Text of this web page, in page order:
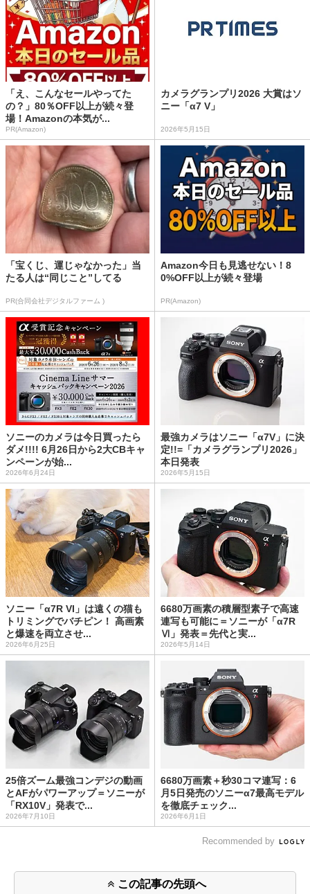
「え、こんなセールやってた
の？」80％OFF以上が続々登
場！Amazonの本気が...
PR(Amazon)
カメラグランプリ2026 大賞はソ
ニー「α7 V」
2026年5月15日
「宝くじ、運じゃなかった」当
たる人は“同じこと”してる
PR(合同会社デジタルファーム )
Amazon今日も見逃せない！8
0%OFF以上が続々登場
PR(Amazon)
ソニーのカメラは今日買ったら
ダメ!!!! 6月26日から2大CBキャ
ンペーンが始...
2026年6月24日
最強カメラはソニー「α7V」に決
定!!=「カメラグランプリ2026」
本日発表
2026年5月15日
ソニー「α7R VI」は遠くの猫も
トリミングでバチピン！ 高画素
と爆速を両立させ...
2026年6月25日
6680万画素の積層型素子で高速
連写も可能に＝ソニーが「α7R
Ⅵ」発表＝先代と実...
2026年5月14日
25倍ズーム最強コンデジの動画
とAFがパワーアップ＝ソニーが
「RX10V」発表で...
2026年7月10日
6680万画素＋秒30コマ連写：6
月5日発売のソニーα7最高モデル
を徹底チェック...
2026年6月1日
Recommended by
この記事の先頭へ